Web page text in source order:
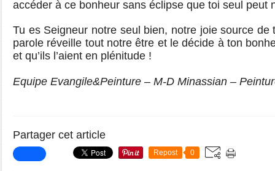
accéder à ce bonheur sans éclipse que toi seul peut
Tu es Seigneur notre seul bien, notre joie source de
parole réveille tout notre être et le décide à ton
et qu’ils l’aient en plénitude !
Equipe Evangile&Peinture – M-D Minassian –
Partager cet article
Repost 0